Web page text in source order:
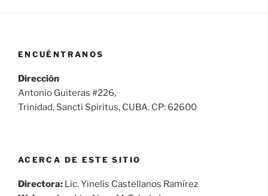
ENCUÉNTRANOS
Dirección
Antonio Guiteras #226,
Trinidad, Sancti Spiritus, CUBA. CP: 62600
ACERCA DE ESTE SITIO
Directora: Lic. Yinelis Castellanos Ramírez